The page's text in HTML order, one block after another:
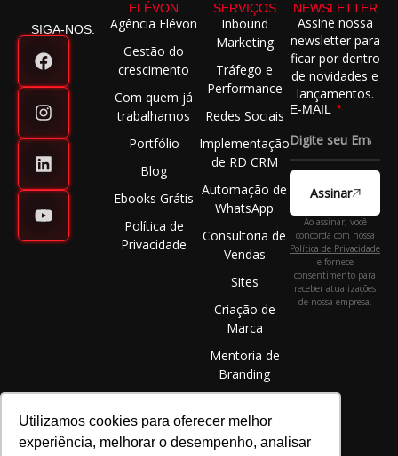
Utilizamos cookies para oferecer melhor
experiência, melhorar o desempenho, analisar
SIGA-NOS:
ELÉVON
Agência Elévon
Gestão do
crescimento
Com quem já
trabalhamos
Portfólio
Blog
Ebooks Grátis
Política de
Privacidade
SERVIÇOS
Inbound
Marketing
Tráfego e
Performance
Redes Sociais
Implementação
de RD CRM
Automação de
WhatsApp
Consultoria de
Vendas
Sites
Criação de
Marca
Mentoria de
Branding
NEWSLETTER
Assine nossa
newsletter para
ficar por dentro
de novidades e
lançamentos.
E-MAIL
Assinar
Ao assinar, você
concorda com nossa
Política de Privacidade
e fornece
consentimento para
receber atualizações
de nossa empresa.